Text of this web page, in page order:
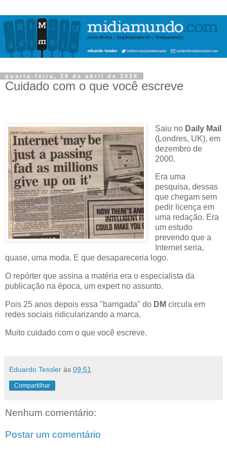
quarta-feira, 29 de abril de 2026
Cuidado com o que você escreve
Saiu no Daily Mail
(Londres, UK), em
dezembro de
2000.
Era uma
pesquisa, dessas
que chegam sem
pedir licença em
uma redação. Era
um estudo
prevendo que a
Internet seria,
quase, uma moda. E que desapareceria logo.
O repórter que assina a matéria era o especialista da
publicação na época, um expert no assunto.
Pois 25 anos depois essa "barrigada" do DM circula em
redes sociais ridicularizando a marca.
Muito cuidado com o que você escreve.
Eduardo Tessler às 09:51
Compartilhar
Nenhum comentário:
Postar um comentário